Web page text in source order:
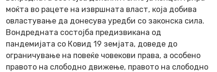
моќта во рацете на извршната власт, која добива
овластување да донесува уредби со законска сила.
Вондредната состојба предизвикана од
пандемијата со Ковид 19 земјата, доведе до
ограничување на повеќе човекови права, а особено
правото на слободно движење, правото на слободно